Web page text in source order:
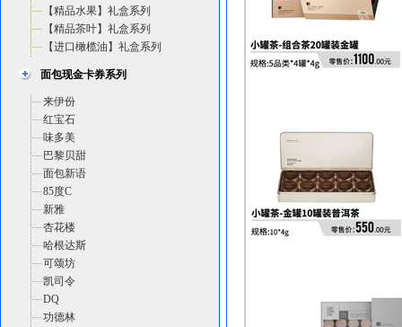
【精品水果】礼盒系列
【精品茶叶】礼盒系列
【进口橄榄油】礼盒系列
面包现金卡券系列
来伊份
红宝石
味多美
巴黎贝甜
面包新语
85度C
新雅
杏花楼
哈根达斯
可颂坊
凯司令
DQ
功德林